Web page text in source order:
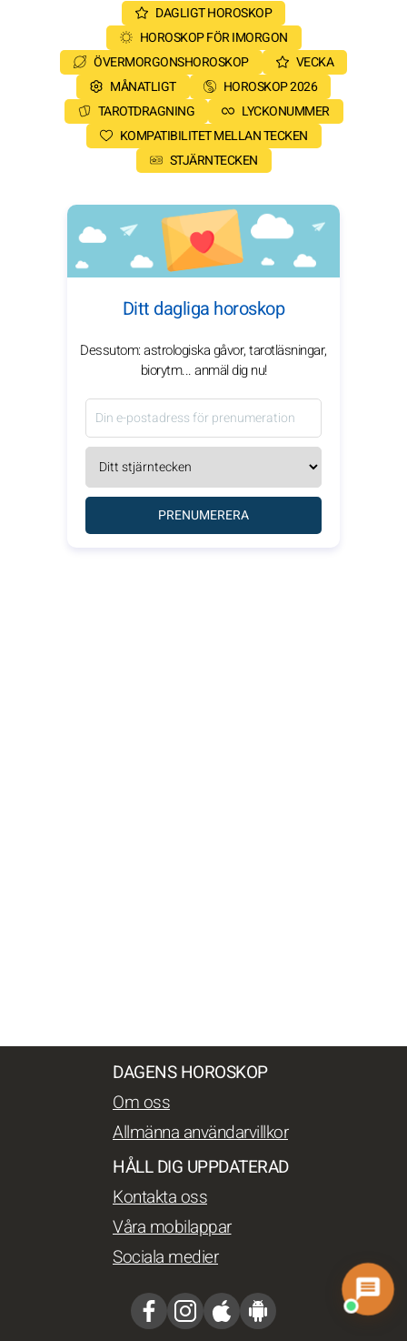
DAGLIGT HOROSKOP
HOROSKOP FÖR IMORGON
ÖVERMORGONSHOROSKOP
VECKA
MÅNATLIGT
HOROSKOP 2026
TAROTDRAGNING
LYCKONUMMER
KOMPATIBILITET MELLAN TECKEN
STJÄRNTECKEN
Ditt dagliga horoskop
Dessutom: astrologiska gåvor, tarotläsningar,
biorytm... anmäl dig nu!
PRENUMERERA
DAGENS HOROSKOP
Om oss
Allmänna användarvillkor
HÅLL DIG UPPDATERAD
Kontakta oss
Våra mobilappar
Sociala medier